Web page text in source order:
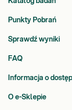
Punkty Pobrań
Sprawdź wyniki
FAQ
Informacja o
O e-Sklepie